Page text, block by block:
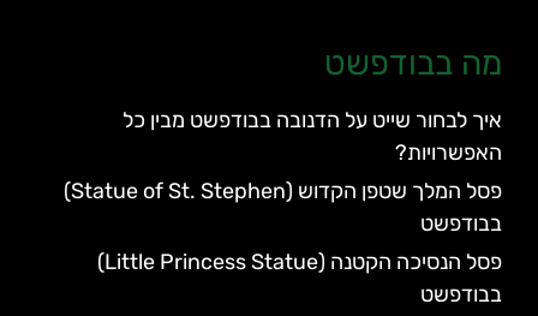
מה בבודפשט
איך לבחור שייט על הדנובה בבודפשט מבין כל
האפשרויות?
פסל המלך שטפן הקדוש (Statue of St. Stephen)
בבודפשט
פסל הנסיכה הקטנה (Little Princess Statue)
בבודפשט